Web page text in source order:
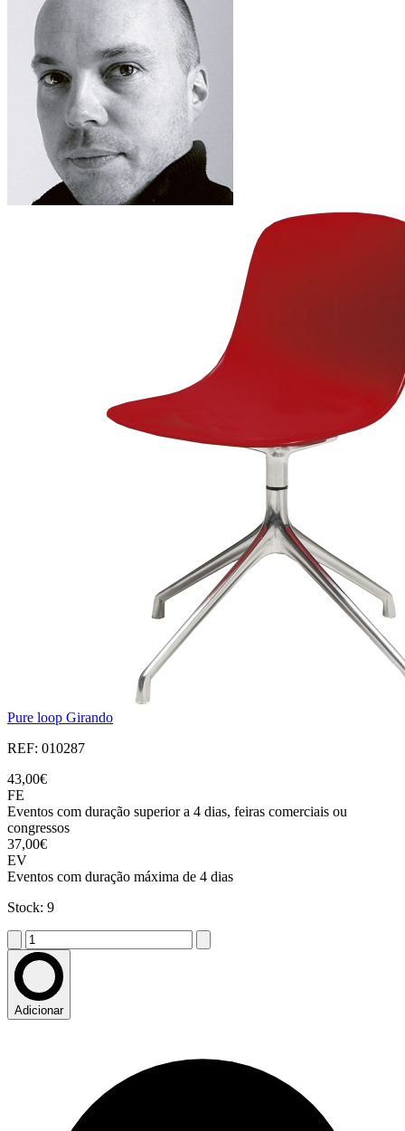
Pure loop Girando
REF: 010287
43,00€
FE
Eventos com duração superior a 4 dias, feiras comerciais ou
congressos
37,00€
EV
Eventos com duração máxima de 4 dias
Stock: 9
Adicionar